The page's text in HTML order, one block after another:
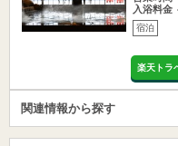
入浴料金
宿泊
楽天トラ
関連情報から探す